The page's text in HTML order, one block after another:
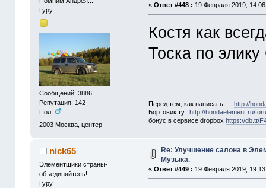
Гуру
Сообщений: 3886
Репутация: 142
Пол:
2003 Москва, центер
«Ответ #448 : 19 Февраля 2019,
Костя как
Тоска по
Перед тем, как написать...http://
Бортовик тутhttp://hondaelement.ru/
бонус в сервисе dropboxhttps://db.tt/
nick65
Элементщики страны-
объединяйтесь!
Гуру
Re: Улучшение салона в
Музыка.
«Ответ #449 : 19 Февраля 2019,